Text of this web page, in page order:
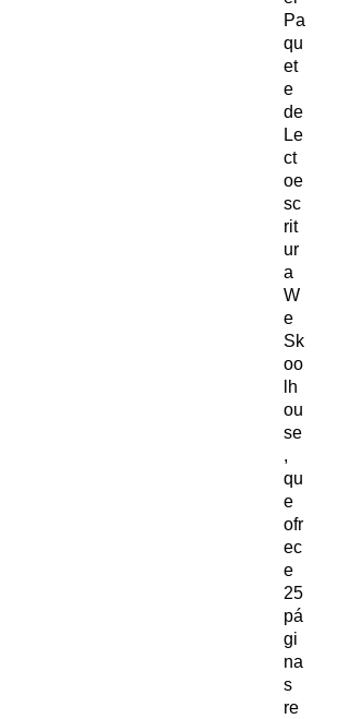
Pa
qu
et
e
de
Le
ct
oe
sc
rit
ur
a
W
e
Sk
oo
lh
ou
se
,
qu
e
ofr
ec
e
25
pá
gi
na
s
re